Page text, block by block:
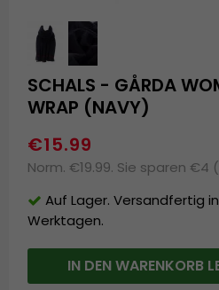
SCHALS - GÅRDA
WRAP (NAVY)
€15.99
Norm. €19.99. Sie sparen €4
Auf Lager. Versandfertig
Werktagen.
IN DEN WARENKORB